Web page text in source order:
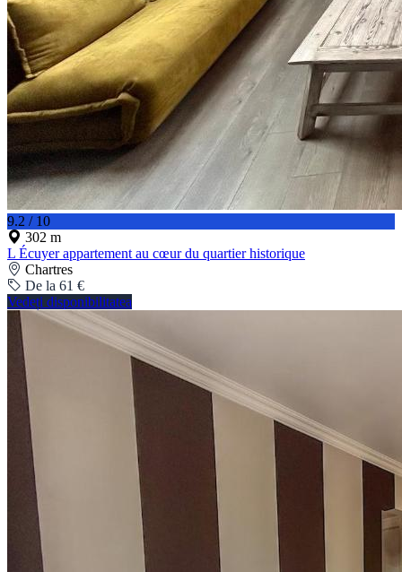
9.2 / 10
302 m
L Écuyer appartement au cœur du quartier historique
Chartres
De la 61 €
Vedeți disponibilitatea